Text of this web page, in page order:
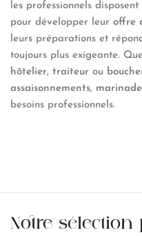
les professionnels
pour développer leur offre
leurs préparations et
toujours plus exigeante.
hôtelier, traiteur ou
assaisonnements,
besoins professionnels.
Notre